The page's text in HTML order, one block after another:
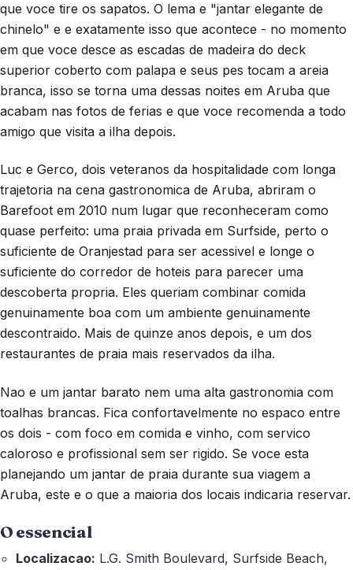
que voce tire os sapatos. O lema e "jantar elegante de
chinelo" e e exatamente isso que acontece - no momento
em que voce desce as escadas de madeira do deck
superior coberto com palapa e seus pes tocam a areia
branca, isso se torna uma dessas noites em Aruba que
acabam nas fotos de ferias e que voce recomenda a todo
amigo que visita a ilha depois.
Luc e Gerco, dois veteranos da hospitalidade com longa
trajetoria na cena gastronomica de Aruba, abriram o
Barefoot em 2010 num lugar que reconheceram como
quase perfeito: uma praia privada em Surfside, perto o
suficiente de Oranjestad para ser acessivel e longe o
suficiente do corredor de hoteis para parecer uma
descoberta propria. Eles queriam combinar comida
genuinamente boa com um ambiente genuinamente
descontraido. Mais de quinze anos depois, e um dos
restaurantes de praia mais reservados da ilha.
Nao e um jantar barato nem uma alta gastronomia com
toalhas brancas. Fica confortavelmente no espaco entre
os dois - com foco em comida e vinho, com servico
caloroso e profissional sem ser rigido. Se voce esta
planejando um jantar de praia durante sua viagem a
Aruba, este e o que a maioria dos locais indicaria reservar.
O essencial
Localizacao: L.G. Smith Boulevard, Surfside Beach,